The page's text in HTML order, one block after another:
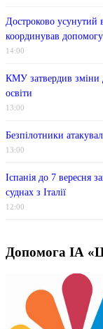
Достроково усунутий
координував
14:00
КМУ затвердив зміни
освіти
13:00
Безпілотники
13:00
Іспанія до 7 вересня
суднах з Італії
12:00
Допомога ІА